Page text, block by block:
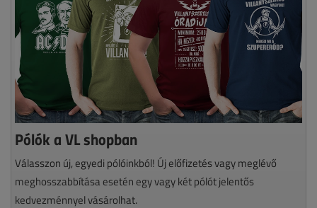
Pólók a VL shopban
Válasszon új, egyedi pólóinkból! Új előfizetés vagy meglévő
meghosszabbítása esetén egy vagy két pólót jelentős
kedvezménnyel vásárolhat.